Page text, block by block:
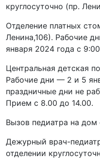
круглосуточно (пр.
Отделение платных
Ленина,106). Рабочие
января 2024 года с
Центральная детская
Рабочие дни — 2 и 5
праздничные дни не
Прием с 8.00 до 14.00.
Вызов педиатра на дом
Дежурный врач-
отделении